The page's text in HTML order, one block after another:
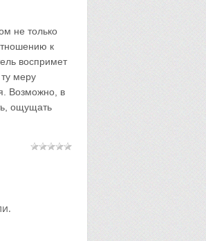
не только
к
воспримет
меру
Возможно, в
ощущать